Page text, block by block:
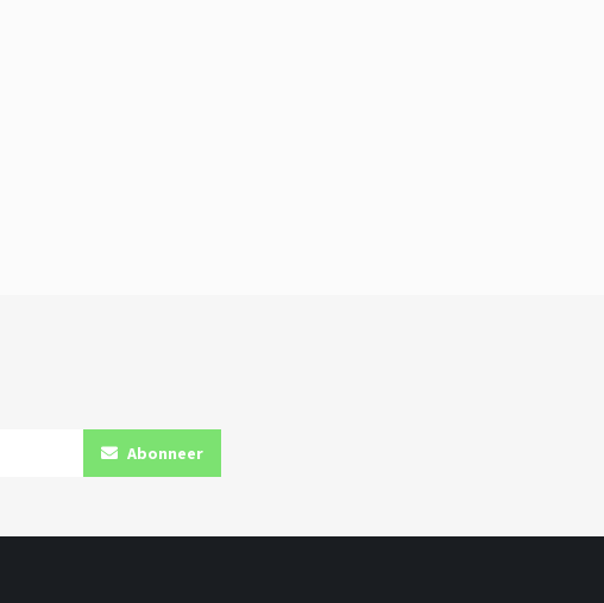
Abonneer